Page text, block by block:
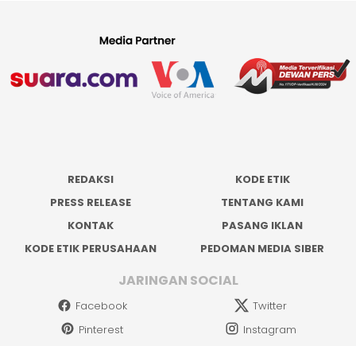
REDAKSI
KODE ETIK
PRESS RELEASE
TENTANG KAMI
KONTAK
PASANG IKLAN
KODE ETIK PERUSAHAAN
PEDOMAN MEDIA SIBER
JARINGAN SOCIAL
Facebook
Twitter
Pinterest
Instagram